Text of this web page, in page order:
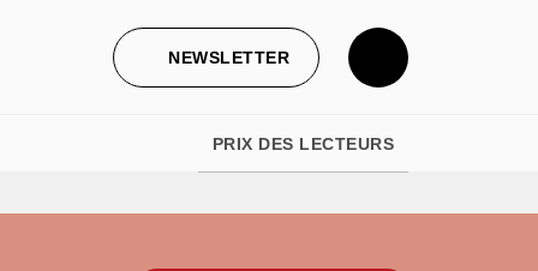
NEWSLETTER
PRIX DES LECTEURS